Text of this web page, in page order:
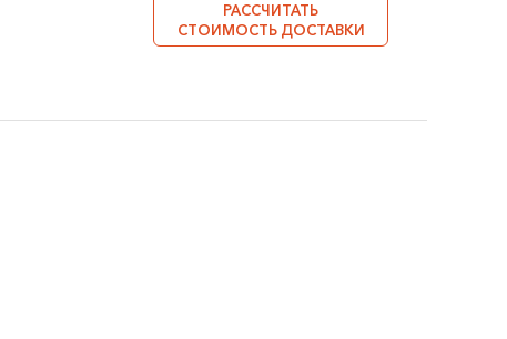
РАССЧИТАТЬ
СТОИМОСТЬ ДОСТАВКИ